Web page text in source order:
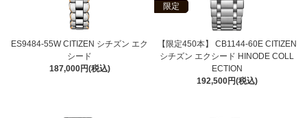
ES9484-55W CITIZEN シチズン エク
シード
187,000円(税込)
限定
【限定450本】 CB1144-60E CITIZEN
シチズン エクシード HINODE COLL
ECTION
192,500円(税込)